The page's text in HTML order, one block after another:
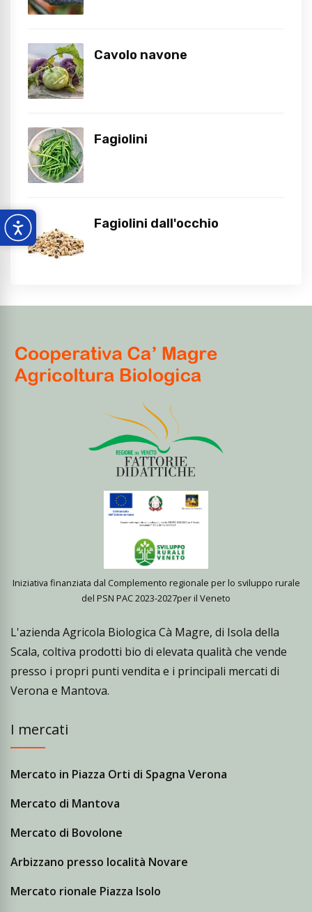
Cavolo navone
Fagiolini
Fagiolini dall'occhio
Iniziativa finanziata dal Complemento regionale per lo sviluppo rurale
del PSN PAC 2023-2027per il Veneto
L'azienda Agricola Biologica Cà Magre, di Isola della
Scala, coltiva prodotti bio di elevata qualità che vende
presso i propri punti vendita e i principali mercati di
Verona e Mantova.
I mercati
Mercato in Piazza Orti di Spagna Verona
Mercato di Mantova
Mercato di Bovolone
Arbizzano presso località Novare
Mercato rionale Piazza Isolo